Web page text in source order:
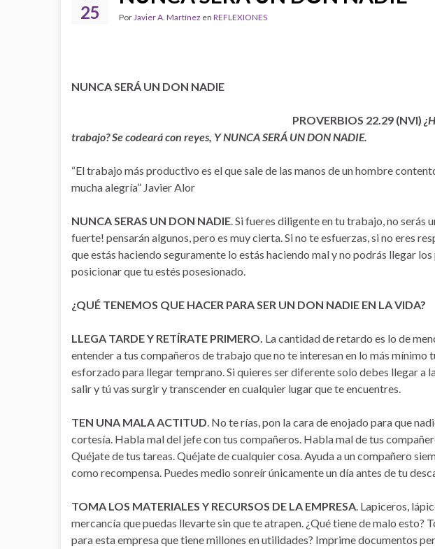
25 PorJavier A. Martínez en REFLEXIONES
NUNCA SERÁ UN DON NADIE
PROVERBIOS 22.29 (NVI)
trabajo? Se codeará con reyes, Y NUNCA SERÁ UN DON NADIE.
“El trabajo más productivo es el que sale de las manos de un hombre
mucha alegría” Javier Alor
NUNCA SERAS UN DON NADIE. Si fueres diligente en tu trabajo, no serás
fuerte! pensarán algunos, pero es muy cierta. Si no te esfuerzas, si no eres
que estás haciendo seguramente lo estás haciendo mal y no podrás llegar
posicionar que tu estés posesionado.
¿QUÉ TENEMOS QUE HACER PARA SER UN DON NADIE EN LA VIDA?
LLEGA TARDE Y RETÍRATE PRIMERO. La cantidad de retardo es lo de
entender a tus compañeros de trabajo que no te interesan en lo más mínimo
esforzado para llegar temprano. Si quieres ser diferente solo debes llegar a
salir y tú vas surgir y transcender en cualquier lugar que te encuentres.
TEN UNA MALA ACTITUD. No te rías, pon la cara de enojado para que
cortesía. Habla mal del jefe con tus compañeros. Habla mal de tus
Quéjate de tus tareas. Quéjate de cualquier cosa. Ayuda a un compañero
como recompensa. Puedes medio sonreír únicamente un día antes de tu
TOMA LOS MATERIALES Y RECURSOS DE LA EMPRESA. Lapiceros,
mercancía que puedas llevarte sin que te atrapen. ¿Qué tiene de malo esto?
para esta empresa que tiene millones en utilidades? Imprime documentos